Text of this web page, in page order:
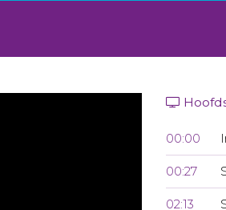
00:00
00:27
02:13